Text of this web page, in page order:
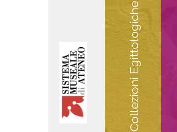
Collezioni Egittologiche